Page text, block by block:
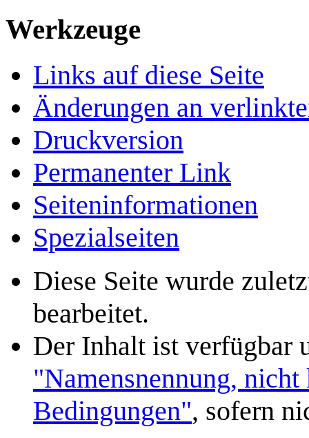
Werkzeuge
Links auf diese Seite
Änderungen an
Druckversion
Permanenter Link
Seiten­­informationen
Spezialseiten
Diese Seite wurde
bearbeitet.
Der Inhalt ist verfügbar
"Namensnennung,
Bedingungen", sofern